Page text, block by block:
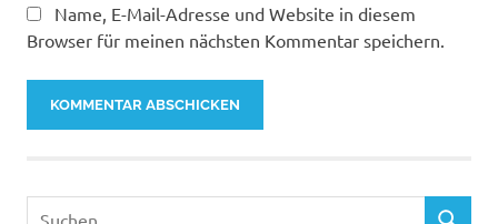
Name, E-Mail-Adresse und Website in diesem
Browser für meinen nächsten Kommentar speichern.